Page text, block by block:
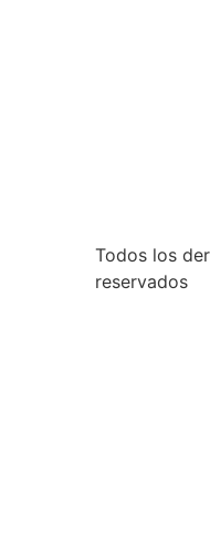
Todos los
reservados